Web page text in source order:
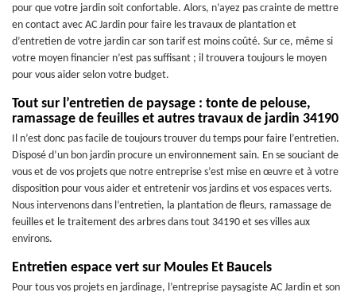
pour que votre jardin soit confortable. Alors, n’ayez pas crainte de mettre
en contact avec AC Jardin pour faire les travaux de plantation et
d’entretien de votre jardin car son tarif est moins coûté. Sur ce, même si
votre moyen financier n’est pas suffisant ; il trouvera toujours le moyen
pour vous aider selon votre budget.
Tout sur l’entretien de paysage : tonte de pelouse,
ramassage de feuilles et autres travaux de jardin 34190
Il n’est donc pas facile de toujours trouver du temps pour faire l’entretien.
Disposé d’un bon jardin procure un environnement sain. En se souciant de
vous et de vos projets que notre entreprise s’est mise en œuvre et à votre
disposition pour vous aider et entretenir vos jardins et vos espaces verts.
Nous intervenons dans l’entretien, la plantation de fleurs, ramassage de
feuilles et le traitement des arbres dans tout 34190 et ses villes aux
environs.
Entretien espace vert sur Moules Et Baucels
Pour tous vos projets en jardinage, l’entreprise paysagiste AC Jardin et son